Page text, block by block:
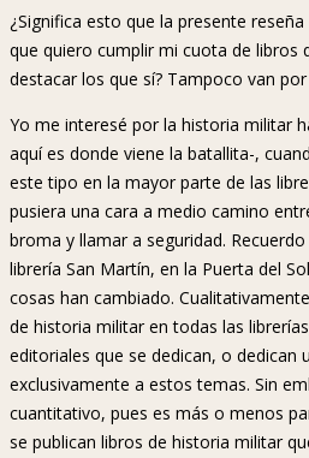
¿Significa esto que la presente
que quiero cumplir mi cuota de libros
destacar los que sí? Tampoco van
Yo me interesé por la historia militar
aquí es donde viene la batallita-,
este tipo en la mayor parte de las
pusiera una cara a medio camino
broma y llamar a seguridad.
librería San Martín, en la Puerta del
cosas han cambiado.
de historia militar en todas las
editoriales que se dedican, o dedican
exclusivamente a estos temas. Sin
cuantitativo, pues es más o menos
se publican libros de historia militar